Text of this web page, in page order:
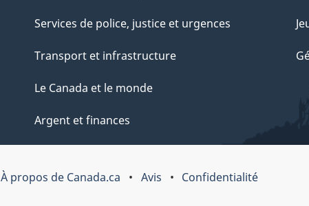
Services de police, justice et urgences
Transport et infrastructure
Le Canada et le monde
Argent et finances
À propos de Canada.ca Avis Confidentialité